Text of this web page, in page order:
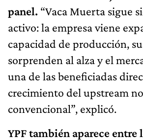
panel. “Vaca Muerta sigue
activo: la empresa viene
capacidad de producción,
sorprenden al alza y el
una de las beneficiadas
crecimiento del upstream no
convencional”, explicó.
YPF también aparece entre